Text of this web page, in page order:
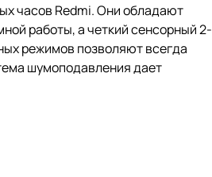
часов Redmi. Они обладают
работы, а четкий сенсорный 2-
режимов позволяют всегда
шумоподавления дает